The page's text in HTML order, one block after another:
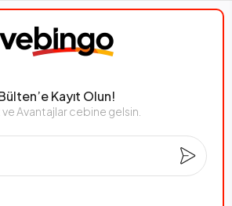
Kayıt Olun!
ve Avantajlar cebine gelsin.